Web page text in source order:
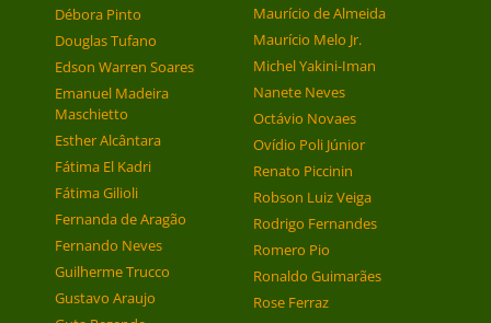
Débora Pinto
Douglas Tufano
Edson Warren Soares
Emanuel Madeira
Maschietto
Esther Alcântara
Fátima El Kadri
Fátima Gilioli
Fernanda de Aragão
Fernando Neves
Guilherme Trucco
Gustavo Araujo
Maurício de Almeida
Maurício Melo Jr.
Michel Yakini-Iman
Nanete Neves
Octávio Novaes
Ovídio Poli Júnior
Renato Piccinin
Robson Luiz Veiga
Rodrigo Fernandes
Romero Pio
Ronaldo Guimarães
Rose Ferraz